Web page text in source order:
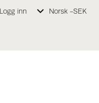
Logg inn Norsk -SEK